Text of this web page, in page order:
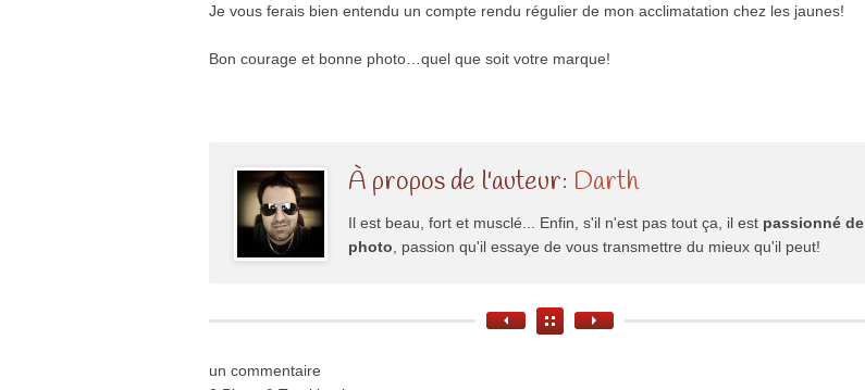
Je vous ferais bien entendu un compte rendu régulier de mon acclimatation chez les jaunes!
Bon courage et bonne photo…quel que soit votre marque!
À propos de l'auteur: Darth
Il est beau, fort et musclé... Enfin, s'il n'est pas tout ça, il est passionné de
photo , passion qu'il essaye de vous transmettre du mieux qu'il peut!
un commentaire